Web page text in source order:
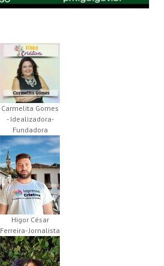
Carmelita Gomes
- Idealizadora-
Fundadora
Higor César
Ferreira- Jornalista